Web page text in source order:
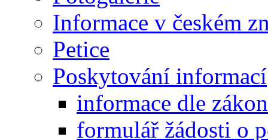
Informace v českém
Petice
Poskytování informací
informace dle
formulář žádosti o